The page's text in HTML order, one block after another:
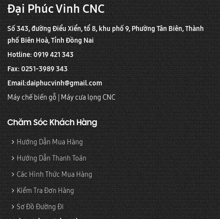
Đại Phúc Vinh CNC
Số 343, đường Điểu Xiển, tổ 8, khu phố 9, Phường Tân Biên, Thành
phố Biên Hoà, Tỉnh Đồng Nai
Hotline: 0919 421 343
Fax: 0251-3989 343
Email:daiphucvinh@gmail.com
Máy chế biến gỗ | Máy cưa lọng CNC
Chăm Sóc Khách Hàng
Hướng Dẫn Mua Hàng
Hướng Dẫn Thanh Toán
Các Hình Thức Mua Hàng
Kiểm Tra Đơn Hàng
Sơ Đồ Đường Đi